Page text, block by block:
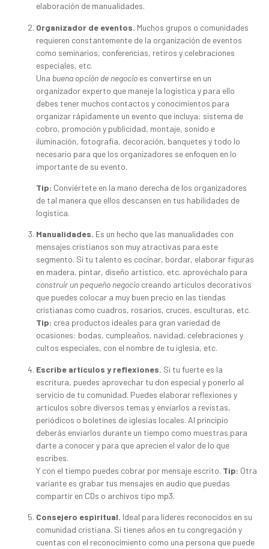
elaboración de manualidades.
Organizador de eventos. Muchos grupos o comunidades
requieren constantemente de la organización de eventos
como seminarios, conferencias, retiros y celebraciones
especiales, etc.
Una buena opción de negocio es convertirse en un
organizador experto que maneje la logística y para ello
debes tener muchos contactos y conocimientos para
organizar rápidamente un evento que incluya: sistema de
cobro, promoción y publicidad, montaje, sonido e
iluminación, fotografía, decoración, banquetes y todo lo
necesario para que los organizadores se enfoquen en lo
importante de su evento.
Tip: Conviértete en la mano derecha de los organizadores
de tal manera que ellos descansen en tus habilidades de
logística.
Manualidades. Es un hecho que las manualidades con
mensajes cristianos son muy atractivas para este
segmento. Si tu talento es cocinar, bordar, elaborar figuras
en madera, pintar, diseño artístico, etc. aprovéchalo para
construir un pequeño negocio creando artículos decorativos
que puedes colocar a muy buen precio en las tiendas
cristianas como cuadros, rosarios, cruces, esculturas, etc.
Tip: crea productos ideales para gran variedad de
ocasiones: bodas, cumpleaños, navidad, celebraciones y
cultos especiales, con el nombre de tu iglesia, etc.
Escribe artículos y reflexiones. Si tu fuerte es la
escritura, puedes aprovechar tu don especial y ponerlo al
servicio de tu comunidad. Puedes elaborar reflexiones y
artículos sobre diversos temas y enviarlos a revistas,
periódicos o boletines de iglesias locales. Al principio
deberás enviarlos durante un tiempo como muestras para
darte a conocer y para que aprecien el valor de lo que
escribes.
Y con el tiempo puedes cobrar por mensaje escrito. Tip: Otra
variante es grabar tus mensajes en audio que puedas
compartir en CDs o archivos tipo mp3.
Consejero espiritual. Ideal para líderes reconocidos en su
comunidad cristiana. Si tienes años en tu congregación y
cuentas con el reconocimiento como una persona que puede